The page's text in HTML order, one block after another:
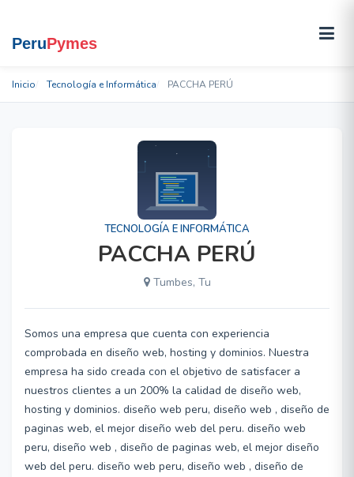
Inicio Tecnología e Informática PACCHA PERÚ
TECNOLOGÍA E INFORMÁTICA
PACCHA PERÚ
Tumbes, Tu
Somos una empresa que cuenta con experiencia
comprobada en diseño web, hosting y dominios. Nuestra
empresa ha sido creada con el objetivo de satisfacer a
nuestros clientes a un 200% la calidad de diseño web,
hosting y dominios. diseño web peru, diseño web , diseño de
paginas web, el mejor diseño web del peru. diseño web
peru, diseño web , diseño de paginas web, el mejor diseño
web del peru. diseño web peru, diseño web , diseño de